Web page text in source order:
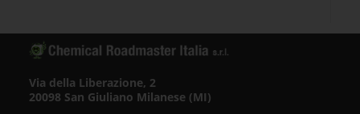
Via della Liberazione, 2
20098 San Giuliano Milanese (MI)